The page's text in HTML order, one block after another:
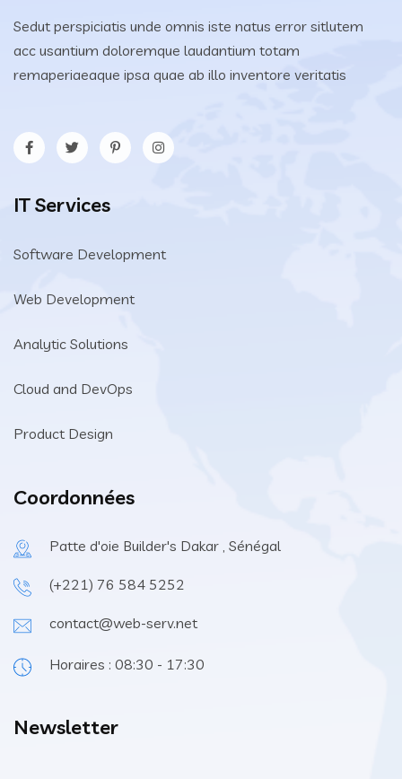
Sedut perspiciatis unde omnis iste natus error sitlutem
acc usantium doloremque laudantium totam
remaperiaeaque ipsa quae ab illo inventore veritatis
IT Services
Software Development
Web Development
Analytic Solutions
Cloud and DevOps
Product Design
Coordonnées
Patte d'oie Builder's Dakar , Sénégal
(+221) 76 584 5252
contact@web-serv.net
Horaires : 08:30 - 17:30
Newsletter